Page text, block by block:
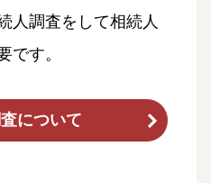
人調査をして相続人
です。
について